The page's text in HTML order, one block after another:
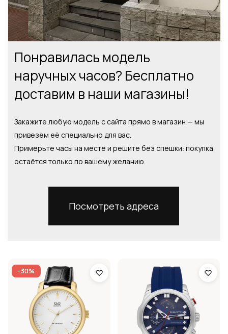
Понравилась модель
наручных часов? Бесплатно
доставим в наши магазины!
Закажите любую модель с сайта прямо в магазин — мы
привезём её специально для вас.
Примерьте часы на месте и решите без спешки: покупка
остаётся только по вашему желанию.
Посмотреть адреса
-30%